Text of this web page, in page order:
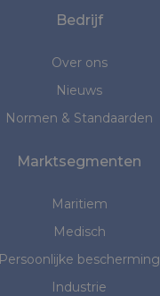
Bedrijf
Over ons
Nieuws
Normen & Standaarden
Marktsegmenten
Maritiem
Medisch
Persoonlijke bescherming
Industrie